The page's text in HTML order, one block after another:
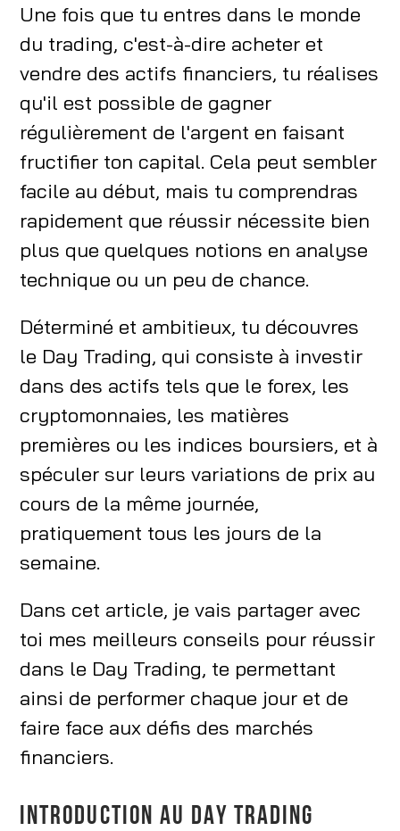
Trading
Ses avantages et les risques associés au day
trading
Stratégies et techniques de day trading
rentables
Analyse des différents types de stratégies
Conseils pratiques pour maximiser les
bénéfices
Conclusion
Une fois que tu entres dans le monde
du trading, c'est-à-dire acheter et
vendre des actifs financiers, tu réalises
qu'il est possible de gagner
régulièrement de l'argent en faisant
fructifier ton capital. Cela peut sembler
facile au début, mais tu comprendras
rapidement que réussir nécessite bien
plus que quelques notions en analyse
technique ou un peu de chance.
Déterminé et ambitieux, tu découvres
le Day Trading, qui consiste à investir
dans des actifs tels que le forex, les
cryptomonnaies, les matières
premières ou les indices boursiers, et à
spéculer sur leurs variations de prix au
cours de la même journée,
pratiquement tous les jours de la
semaine.
Dans cet article, je vais partager avec
toi mes meilleurs conseils pour réussir
dans le Day Trading, te permettant
ainsi de performer chaque jour et de
faire face aux défis des marchés
financiers.
INTRODUCTION AU DAY TRADING